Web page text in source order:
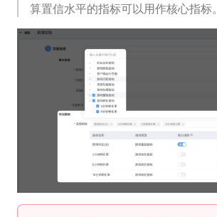
算置信水平的指标可以用作核心指标。